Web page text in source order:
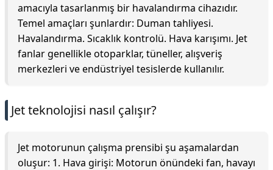
amacıyla tasarlanmış bir havalandırma cihazıdır.
Temel amaçları şunlardır: Duman tahliyesi.
Havalandırma. Sıcaklık kontrolü. Hava karışımı. Jet
fanlar genellikle otoparklar, tüneller, alışveriş
merkezleri ve endüstriyel tesislerde kullanılır.
Jet teknolojisi nasıl çalışır?
Jet motorunun çalışma prensibi şu aşamalardan
oluşur: 1. Hava girişi: Motorun önündeki fan, havayı